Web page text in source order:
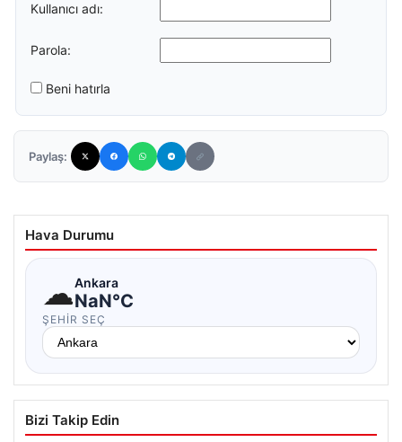
Kullanıcı adı:
Parola:
Beni hatırla
Paylaş:
Hava Durumu
☁Ankara
NaN°C
ŞEHIR SEÇ
Bizi Takip Edin